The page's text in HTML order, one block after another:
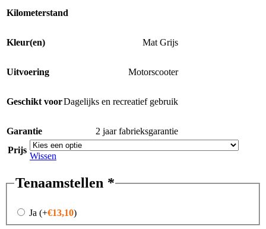
Kilometerstand
Kleur(en) Mat Grijs
Uitvoering Motorscooter
Geschikt voorDagelijks en recreatief gebruik
Garantie
2 jaar fabrieksgarantie
Prijs
Wissen
Tenaamstellen *
Ja (+€13,10)